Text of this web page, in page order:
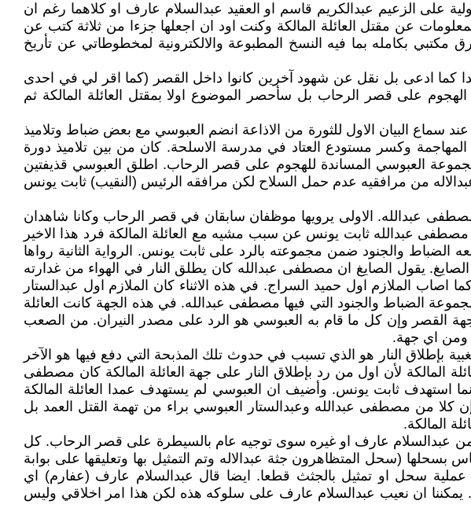
على الزعيم عبدالكريم قاسم او العقيد عبدالسلام عارف او كلاهما رغم ان
العبوسي تحمل تلك المسؤولية (انظر الملحق ادناه). منذ عام 1967 وأنا اجمع المعلومات عن مقتل العائلة المالكة وكنت اود ان اجعلها جزءا من ثلاثة كتب عن
مكتبي مما ادى الى حرق مكتبي بكامله بما فيه النسخ المطبوعة والالكترونية لمخطوطاتي عن تأريخ
كما ادعى بل نقل عن شهود آخرين كانوا داخل القصر (كما اقر لي في احدى
على قصر الرحاب بل سأحصر الموضوع اولا بمقتل العائلة المالكة ثم
سماع البيان الاول للثورة من الاذاعة انضم العبوسي مع بعض ضباط وتلاميذ
وكسر مستودع العتاد في مدرسة الاسلحة. كان من بين تلاميذ دورة
العبوسي المساندة للهجوم على قصر الرحاب. اطلق العبوسي قذيفتين
من مرافقيه عدم حمل السلاح لكن مرافقه الرئيس (النقيب) ثابت يونس
عبدالله. الاولى يرويها موظفان سابقان في قصر الرحاب وكانا شاهدان
عبدالله ثابت يونس عن سبب مشيه مع العائلة المالكة فرد هذا الاخير
والجنود ضمن مجموعته بالرد على ثابت يونس. الرواية الثانية رواها
يقول الصايغ ان مصطفى عبدالله كان يطلق النار في الهواء من غدارته
الملازم اول حميد السراج. في هذه الاثناء كان الملازم اول عبدالستار
الضباط والجنود التي فيها مصطفى عبدالله. في هذه الجهة كانت العائلة
القصر وإن كل ما قام به العبوسي هو الرد على مصدر النيران. من الصعب
ومن اي جهة.
بإطلاق النار هو الذي تسبب في حدوث تلك المذبحة التي دفع فيها هو الآخر
المالكة لأن اول من رد بإطلاق النار على جهة العائلة المالكة كان مصطفى
استهدف ثابت يونس. وأضيف ان العبوسي لم يستهدف عمدا العائلة المالكة
كلا من مصطفى عبدالله وعبدالستار العبوسي براء من تهمة القتل العمد بل
المالكة.
من عبدالسلام عارف او غيره سوى توجيه عام بالسيطرة على قصر الرحاب. كل
بسحلها (سحل المتظاهرون جثة عبدالاله وتم التمثيل بها وتعليقها على بوابة
عملية سحل او تمثيل بالجثث قطعا. ايضا قال عبدالسلام عارف (عفارم) اي
يمكننا ان نعيب عبدالسلام عارف على سلوكه هذه لكن هذا امر اخلاقي وليس